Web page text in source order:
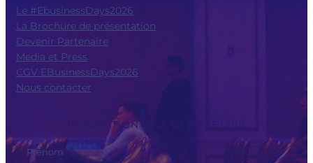
Le #EbusinessDays2026
La Brochure de présentation
Devenir Partenaire
Media et Press
CGV EBusinessDays2026
Nous contacter
INSCRIPTION À LA NEWSLETTER
Prénom